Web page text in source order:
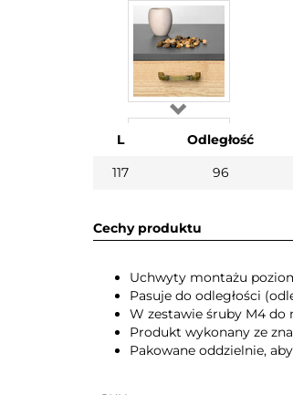
L Odległość
117
96
Cechy produktu
Uchwyty montażu
Pasuje do odległości
W zestawie śruby M4 do
Produkt wykonany ze
Pakowane oddzielnie,